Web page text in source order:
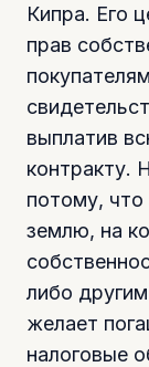
Кипра. Его
прав
выплатив
контракту.
потому,
землю, на
либо
желает
налоговые